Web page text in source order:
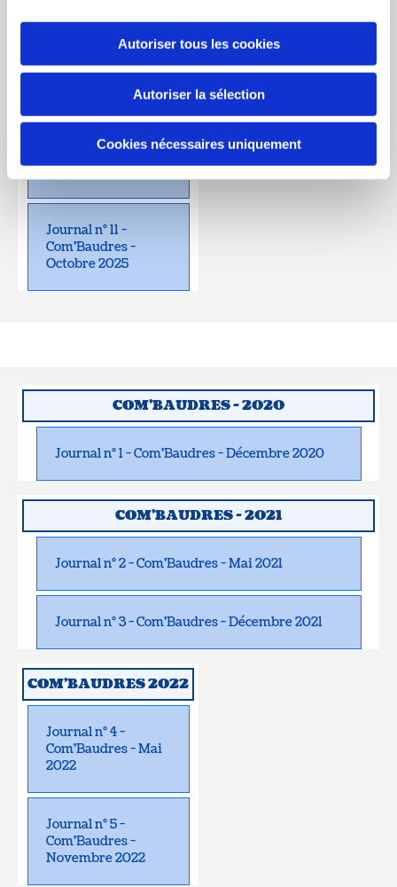
Autoriser tous les cookies
Autoriser la sélection
Cookies nécessaires uniquement
COM'BAUDRES 2025
Journal n° 10 -
Journal n° 11 -
Com'Baudres -
Octobre 2025
COM'BAUDRES - 2020
Journal n° 1 - Com'Baudres - Décembre 2020
COM'BAUDRES - 2021
Journal n° 2 - Com'Baudres - Mai 2021
Journal n° 3 - Com'Baudres - Décembre 2021
COM'BAUDRES 2022
Journal n° 4 -
Com'Baudres - Mai
2022
Journal n° 5 -
Com'Baudres -
Novembre 2022